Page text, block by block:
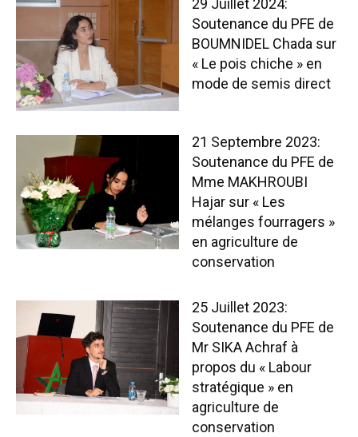
29 Juillet 2024:
Soutenance du PFE de
BOUMNIDEL Chada sur
« Le pois chiche » en
mode de semis direct
21 Septembre 2023:
Soutenance du PFE de
Mme MAKHROUBI
Hajar sur « Les
mélanges fourragers »
en agriculture de
conservation
25 Juillet 2023:
Soutenance du PFE de
Mr SIKA Achraf à
propos du « Labour
stratégique » en
agriculture de
conservation